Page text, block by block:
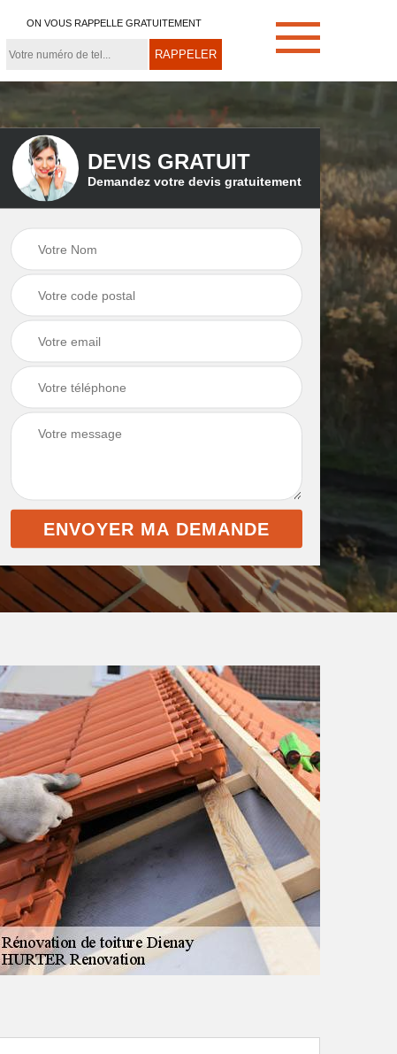
ON VOUS RAPPELLE GRATUITEMENT
Démoussage de
toiture 21
Couvreur zingueur
21
DEVIS GRATUIT
Demandez votre devis gratuitement